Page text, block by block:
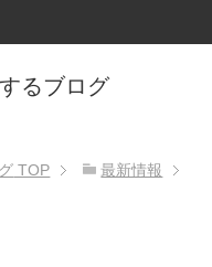
るブログ
TOP
最新情報